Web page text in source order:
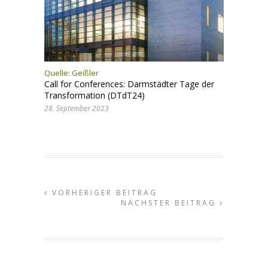
Quelle: Geißler
Call for Conferences: Darmstädter Tage der
Transformation (DTdT24)
28. September 2023
VORHERIGER BEITRAG
NÄCHSTER BEITRAG